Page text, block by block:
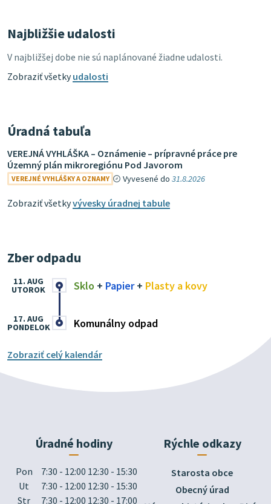
Najbližšie udalosti
V najbližšej dobe nie sú naplánované žiadne udalosti.
Zobraziť všetkyudalosti
Úradná tabuľa
VEREJNÁ VYHLÁŠKA – Oznámenie – prípravné práce pre
Územný plán mikroregiónu Pod Javorom
VEREJNÉ VYHLÁŠKY A OZNAMY Vyvesené do31.8.2026
Zobraziť všetkyvývesky úradnej tabule
Zber odpadu
Sklo + Papier+ Plasty a kovy
11. AUG
UTOROK
Komunálny odpad
17. AUG
PONDELOK
Zobraziť celý kalendár
Úradné hodiny
Pon
7:30 - 12:00 12:30 - 15:30
Ut
7:30 - 12:00 12:30 - 15:30
Str
7:30 - 12:00 12:30 - 17:00
Rýchle odkazy
Starosta obce
Obecný úrad